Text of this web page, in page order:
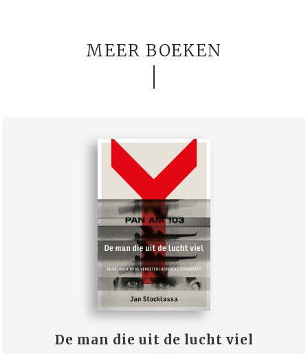
MEER BOEKEN
De man die uit de lucht viel